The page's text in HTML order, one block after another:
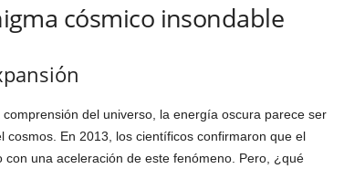
cósmico insondable
del universo, la energía oscura parece ser
En 2013, los científicos confirmaron que el
con una aceleración de este fenómeno. Pero, ¿qué